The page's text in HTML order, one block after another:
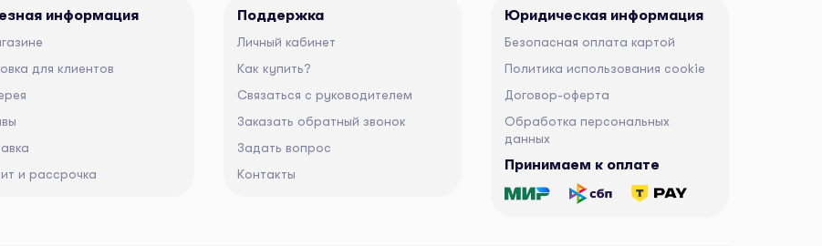
информация
для клиентов
и рассрочка
Поддержка
Личный кабинет
Как купить?
Связаться с руководителем
Заказать обратный звонок
Задать вопрос
Контакты
Юридическая информация
Безопасная оплата картой
Политика использования cookie
Договор-оферта
Обработка персональных
данных
Принимаем к оплате